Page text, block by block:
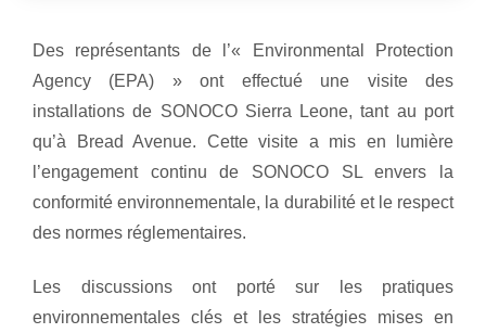
Des représentants de l’« Environmental Protection
Agency (EPA) » ont effectué une visite des
installations de SONOCO Sierra Leone, tant au port
qu’à Bread Avenue. Cette visite a mis en lumière
l’engagement continu de SONOCO SL envers la
conformité environnementale, la durabilité et le respect
des normes réglementaires.
Les discussions ont porté sur les pratiques
environnementales clés et les stratégies mises en